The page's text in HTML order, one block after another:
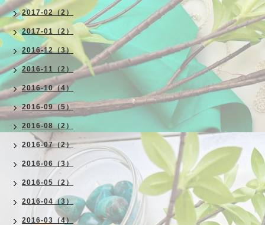
2017-02（2）
2017-01（2）
2016-12（3）
2016-11（2）
2016-10（4）
2016-09（5）
2016-08（2）
2016-07（2）
2016-06（3）
2016-05（2）
2016-04（3）
2016-03（4）